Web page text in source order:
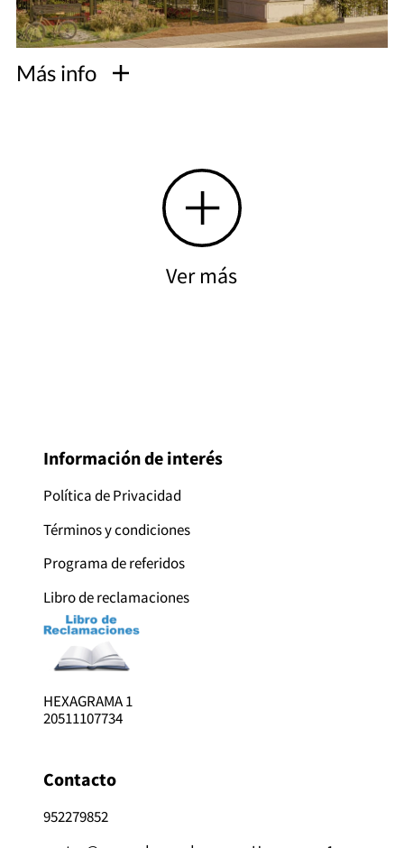
Más info
Ver más
Información de interés
Política de Privacidad
Términos y condiciones
Programa de referidos
Libro de reclamaciones
HEXAGRAMA 1
20511107734
Contacto
952279852